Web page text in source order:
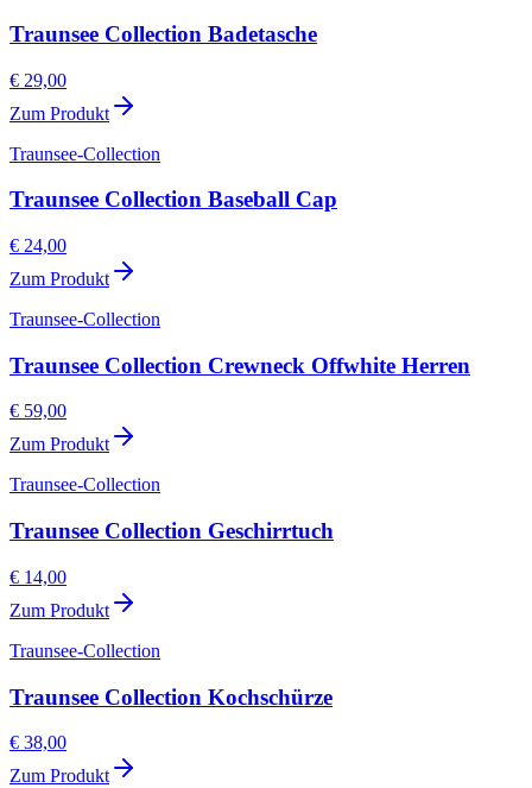
Traunsee Collection Badetasche
€ 29,00
Zum Produkt
Traunsee-Collection
Traunsee Collection Baseball Cap
€ 24,00
Zum Produkt
Traunsee-Collection
Traunsee Collection Crewneck Offwhite Herren
€ 59,00
Zum Produkt
Traunsee-Collection
Traunsee Collection Geschirrtuch
€ 14,00
Zum Produkt
Traunsee-Collection
Traunsee Collection Kochschürze
€ 38,00
Zum Produkt